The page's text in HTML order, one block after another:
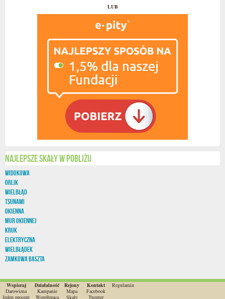
LUB
Najlepsze skały w pobliżu
Widokowa
Orlik
Wielbłąd
Tsunami
Okienna
Mur Okiennej
Kruk
Elektryczna
Wielbłądek
Zamkowa Baszta
Wspieraj
Darowizna
Jeden procent
Działalność
Kampanie
Współpraca
Rejony
Mapa
Skały
Kontakt
Facebook
Tweeter
Regulamin